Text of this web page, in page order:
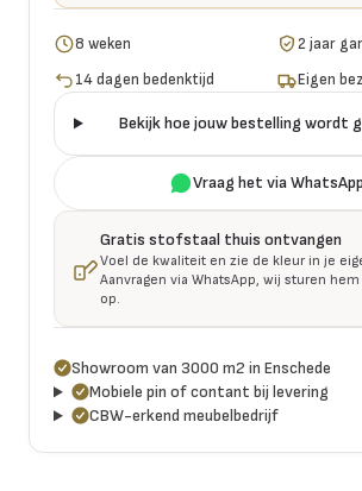
8 weken
2 jaar
14 dagen bedenktijd
Eigen
Bekijk hoe jouw bestelling wordt
Vraag het via
Gratis stofstaal thuis ontvangen
Voel de kwaliteit en zie de kleur in je
Aanvragen via WhatsApp, wij sturen
op.
Showroom van 3000 m2 in Enschede
Mobiele pin of contant bij levering
CBW-erkend meubelbedrijf